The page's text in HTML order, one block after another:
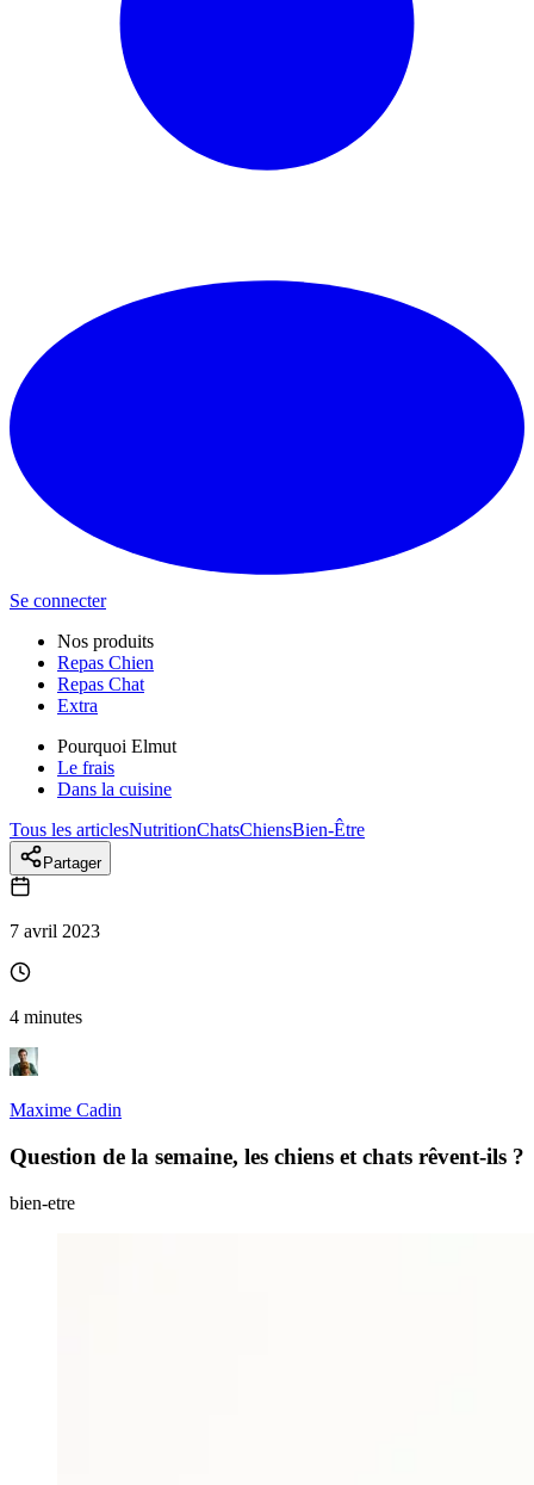
Se connecter
Nos produits
Repas Chien
Repas Chat
Extra
Pourquoi Elmut
Le frais
Dans la cuisine
Tous les articlesNutritionChatsChiensBien-Être
Partager
7 avril 2023
4 minutes
Maxime Cadin
Question de la semaine, les chiens et chats rêvent-ils ?
bien-etre